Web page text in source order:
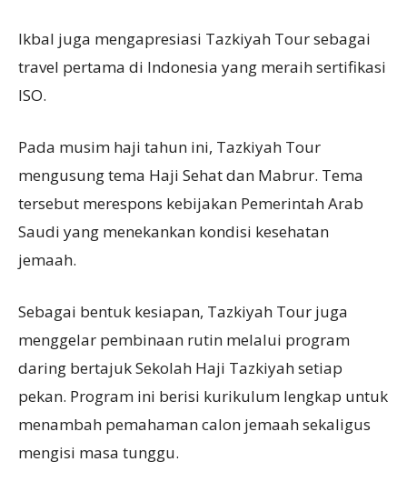
Ikbal juga mengapresiasi Tazkiyah Tour sebagai
travel pertama di Indonesia yang meraih sertifikasi
ISO.
Pada musim haji tahun ini, Tazkiyah Tour
mengusung tema Haji Sehat dan Mabrur. Tema
tersebut merespons kebijakan Pemerintah Arab
Saudi yang menekankan kondisi kesehatan
jemaah.
Sebagai bentuk kesiapan, Tazkiyah Tour juga
menggelar pembinaan rutin melalui program
daring bertajuk Sekolah Haji Tazkiyah setiap
pekan. Program ini berisi kurikulum lengkap untuk
menambah pemahaman calon jemaah sekaligus
mengisi masa tunggu.